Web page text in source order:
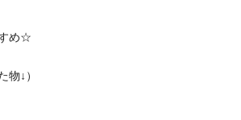
め☆
物↓）